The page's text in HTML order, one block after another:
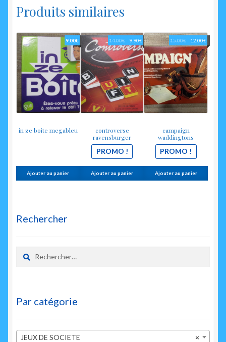
Produits similaires
in ze boite megableu
9.00€
Ajouter au panier
controverse
ravensburger
PROMO !
14.00€ Le
prix
initial
était :
14.00€.
9.90€Le
prix
actuel
est :
9.90€.
Ajouter au panier
campaign
waddingtons
PROMO !
15.00€ Le
prix
initial
était :
15.00€.
12.00€Le
prix
actuel
est :
12.00€.
Ajouter au panier
Rechercher
Rechercher :
Par catégorie
×
JEUX DE SOCIETE